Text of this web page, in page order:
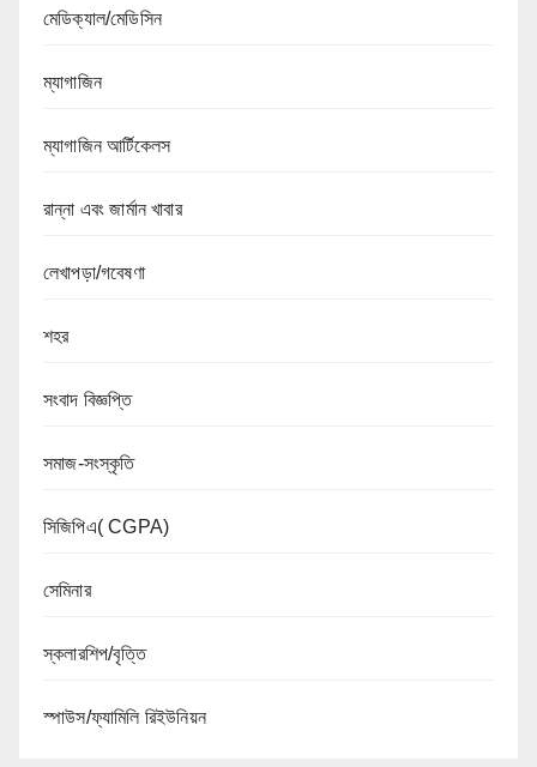
মেডিক্যাল/মেডিসিন
ম্যাগাজিন
ম্যাগাজিন আর্টিকেলস
রান্না এবং জার্মান খাবার
লেখাপড়া/গবেষণা
শহর
সংবাদ বিজ্ঞপ্তি
সমাজ-সংস্কৃতি
সিজিপিএ( CGPA)
সেমিনার
স্কলারশিপ/বৃত্তি
স্পাউস/ফ্যামিলি রিইউনিয়ন